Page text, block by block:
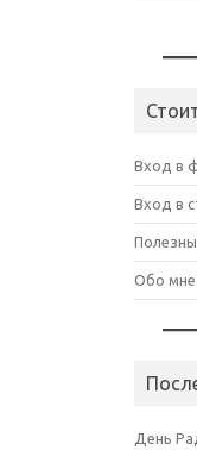
Вход в
Вход в
Обо мне
День